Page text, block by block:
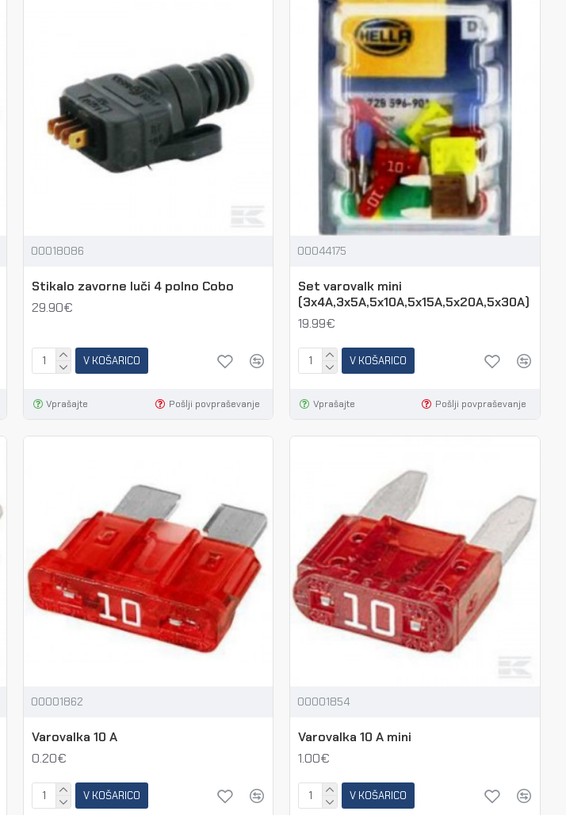
00018086
Stikalo zavorne luči 4 polno Cobo
29.90€
V KOŠARICO
Vprašajte Pošlji povpraševanje
00044175
Set varovalk mini
(3x4A,3x5A,5x10A,5x15A,5x20A,5x30A)
19.99€
V KOŠARICO
Vprašajte Pošlji povpraševanje
00001862
Varovalka 10 A
0.20€
V KOŠARICO
00001854
Varovalka 10 A mini
1.00€
V KOŠARICO